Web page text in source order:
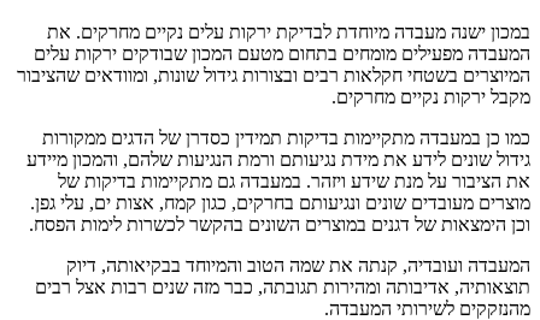
במכון ישנה מעבדה מיוחדת לבדיקת ירקות עלים נקיים מחרקים. את
המעבדה מפעילים מומחים בתחום מטעם המכון שבודקים ירקות עלים
המיוצרים בשטחי חקלאות רבים ובצורות גידול שונות, ומוודאים שהציבור
מקבל ירקות נקיים מחרקים.
כמו כן במעבדה מתקיימות בדיקות תמידין כסדרן של הדגים ממקורות
גידול שונים לידע את מידת נגיעותם ורמת הנגיעות שלהם, והמכון מיידע
את הציבור על מנת שידע ויזהר. במעבדה גם מתקיימות בדיקות של
מוצרים מעובדים שונים ונגיעותם בחרקים, כגון קמח, אצות ים, עלי גפן.
וכן הימצאות של דגנים במוצרים השונים בהקשר לכשרות לימות הפסח.
המעבדה ועובדיה, קנתה את שמה הטוב והמיוחד בבקיאותה, דיוק
תוצאותיה, אדיבותה ומהירות תגובתה, כבר מזה שנים רבות אצל רבים
מהנזקקים לשירותי המעבדה.